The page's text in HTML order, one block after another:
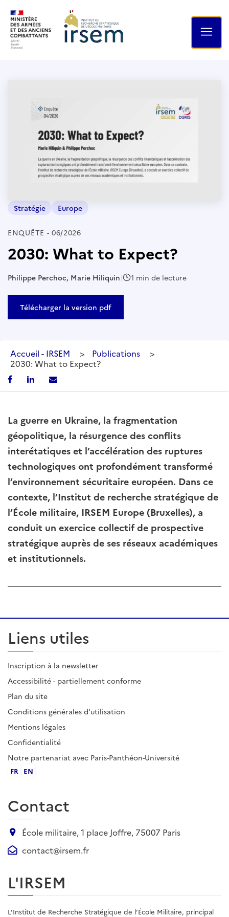
Stratégie Europe
ENQUÊTE - 06/2026
2030: What to Expect?
Philippe Perchoc, Marie Hiliquin| 1 min de lecture
Télécharger la version pdf
Accueil - IRSEM > Publications
>
2030: What to Expect?
La guerre en Ukraine, la fragmentation
géopolitique, la résurgence des conflits
interétatiques et l’accélération des ruptures
technologiques ont profondément transformé
l’environnement sécuritaire européen. Dans ce
contexte, l’Institut de recherche stratégique de
l’École militaire, IRSEM Europe (Bruxelles), a
conduit un exercice collectif de prospective
stratégique auprès de ses réseaux académiques
et institutionnels.
Liens utiles
Inscription à la newsletter
Accessibilité - partiellement conforme
Plan du site
Conditions générales d'utilisation
Mentions légales
Confidentialité
Notre partenariat avec Paris-Panthéon-Université
FR EN
Contact
École militaire, 1 place Joffre, 75007 Paris
contact@irsem.fr
L'IRSEM
L’Institut de Recherche Stratégique de l’École Militaire, principal